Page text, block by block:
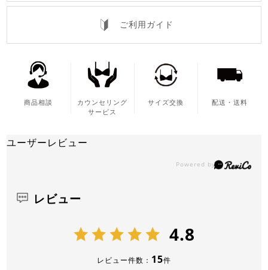
ご利用ガイド
商品相談
カウンセリング
サービス
サイズ交換 配送・送料
ユーザーレビュー
レビュー
4.8
レビュー件数： 15件